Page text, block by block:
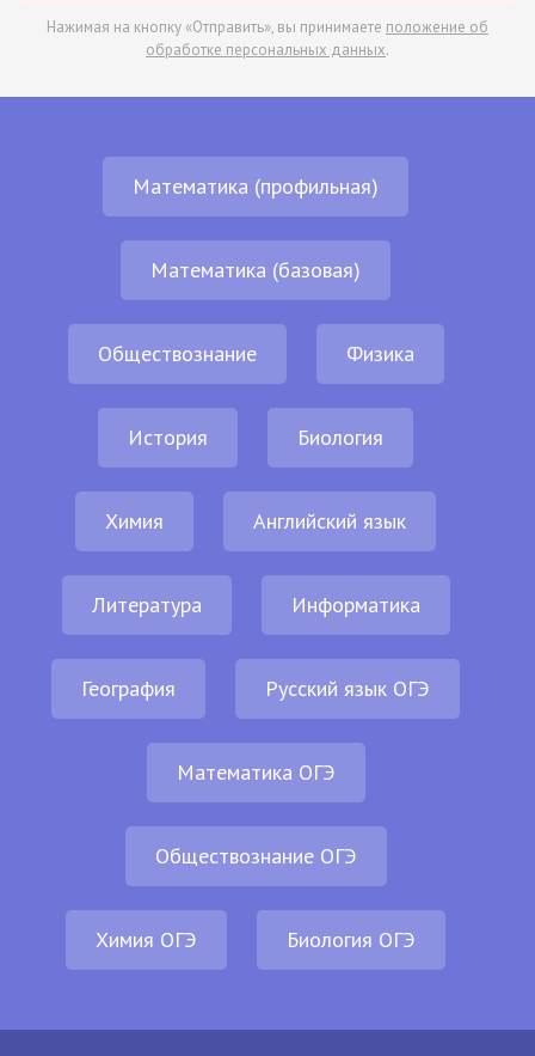
Нажимая на кнопку «Отправить», вы принимаете положение об
обработке персональных данных.
Математика (профильная)
Математика (базовая)
Обществознание Физика
История Биология
Химия Английский язык
Литература Информатика
География Русский язык ОГЭ
Математика ОГЭ
Обществознание ОГЭ
Химия ОГЭ Биология ОГЭ